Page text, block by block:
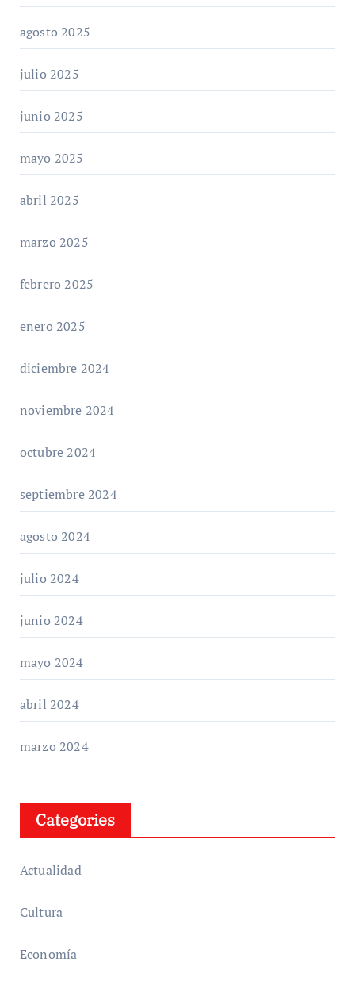
agosto 2025
julio 2025
junio 2025
mayo 2025
abril 2025
marzo 2025
febrero 2025
enero 2025
diciembre 2024
noviembre 2024
octubre 2024
septiembre 2024
agosto 2024
julio 2024
junio 2024
mayo 2024
abril 2024
marzo 2024
Categories
Actualidad
Cultura
Economía